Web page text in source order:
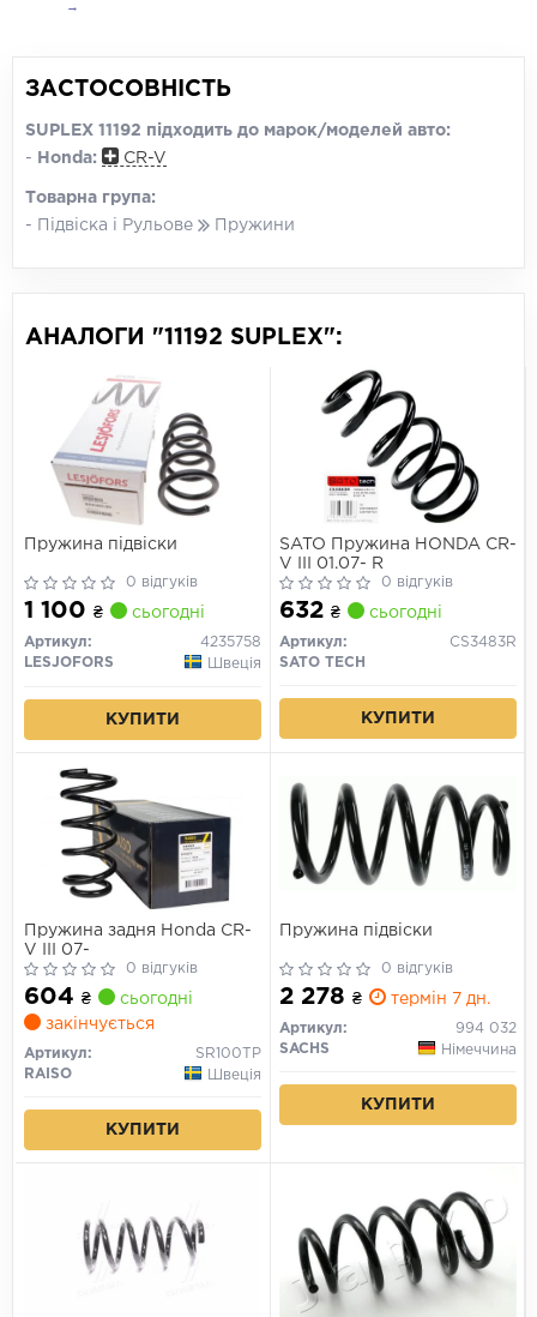
→
ЗАСТОСОВНІСТЬ
SUPLEX 11192 підходить до марок/моделей авто:
-
Honda: CR-V
Товарна група:
- Підвіска і Рульове
Пружини
АНАЛОГИ "11192 SUPLEX":
Пружина підвіски
0 відгуків
1 100 ₴ сьогодні
Артикул:
4235758
LESJOFORS
Швеція
КУПИТИ
SATO Пружина HONDA CR-
V III 01.07- R
0 відгуків
632 ₴ сьогодні
Артикул:
CS3483R
SATO TECH
КУПИТИ
Пружина задня Honda CR-
V III 07-
0 відгуків
604 ₴
сьогодні
закінчується
Артикул:
SR100TP
RAISO
Швеція
КУПИТИ
Пружина підвіски
0 відгуків
2 278 ₴ термін 7 дн.
Артикул:
994 032
SACHS
Німеччина
КУПИТИ